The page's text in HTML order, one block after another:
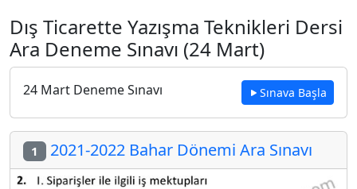
Dış Ticarette Yazışma Teknikleri Dersi
Ara Deneme Sınavı (24 Mart)
24 Mart Deneme Sınavı Sınava Başla
1 2021-2022 Bahar Dönemi Ara Sınavı